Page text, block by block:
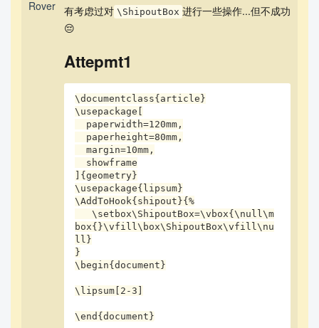
有考虑过对 \ShipoutBox 进行一些操作...但不成功
😔
Attepmt1
\documentclass{article}
\usepackage[
  margin=10mm,
]{geometry}
\usepackage{lipsum}
\AddToHook{shipout}{%
   \setbox\ShipoutBox=\vbox{\null\m
box{}\vfill\box\ShipoutBox\vfill\nu
ll}
}
\begin{document}
\lipsum[2-3]
\end{document}